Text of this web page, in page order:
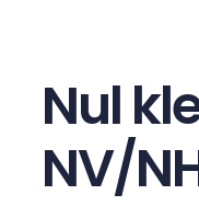
Nul
NV/